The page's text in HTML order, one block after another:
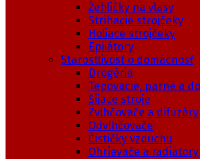
Žehličky na vlasy
Strihacie strojčeky
Holiace strojčeky
Epilátory
Starostlivosť o domácnosť
Drogéria
Tepovacie, parné a
Šijace stroje
Zvlhčovače a difuzéry
Odvlhčovače
Čističky vzduchu
Ohrievače a radiátory